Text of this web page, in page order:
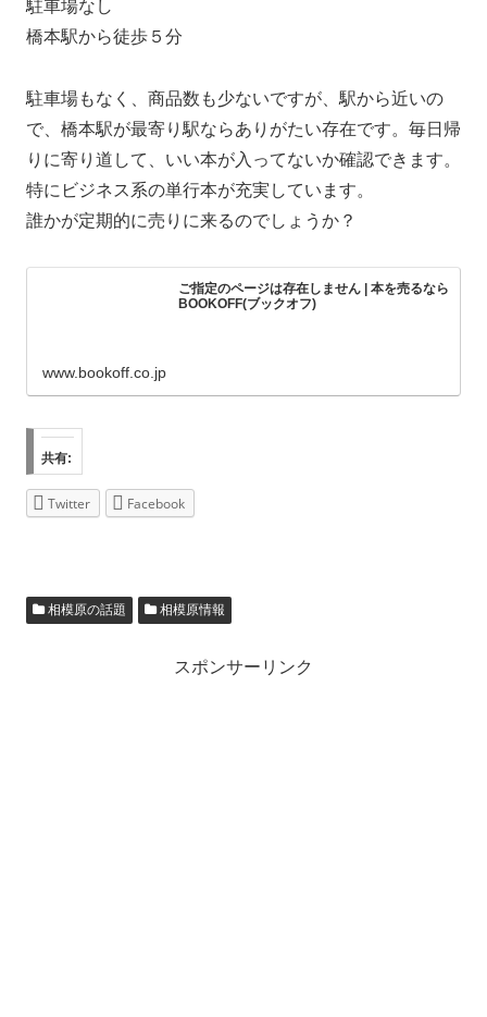
駐車場なし
橋本駅から徒歩５分
駐車場もなく、商品数も少ないですが、駅から近いの
で、橋本駅が最寄り駅ならありがたい存在です。毎日帰
りに寄り道して、いい本が入ってないか確認できます。
特にビジネス系の単行本が充実しています。
誰かが定期的に売りに来るのでしょうか？
ご指定のページは存在しません | 本を売るなら
BOOKOFF(ブックオフ)
www.bookoff.co.jp
共有:
Twitter Facebook
相模原の話題 相模原情報
スポンサーリンク